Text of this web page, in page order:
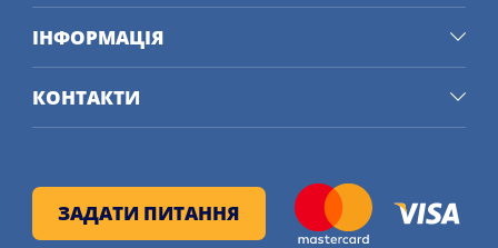
ЗАДАТИ ПИТАННЯ
ІНФОРМАЦІЯ
КОНТАКТИ